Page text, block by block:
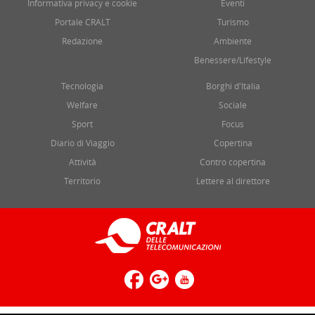
Informativa privacy e cookie
Portale CRALT
Redazione
Eventi
Turismo
Ambiente
Benessere/Lifestyle
Tecnologia
Welfare
Sport
Diario di Viaggio
Attività
Territorio
Borghi d'Italia
Sociale
Focus
Copertina
Contro copertina
Lettere al direttore